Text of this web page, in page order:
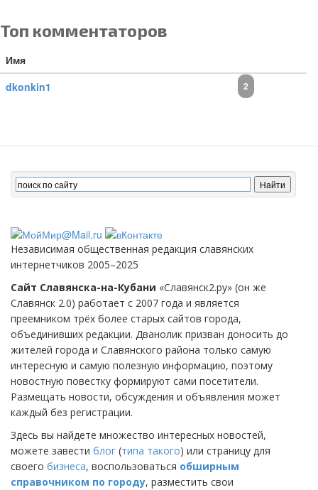
Топ комментаторов
Имя
dkonkin1
2
Независимая общественная редакция славянских
интернетчиков 2005–2025
Сайт Славянска-на-Кубани «Славянск2.ру» (он же
Славянск 2.0) работает с 2007 года и является
преемником трёх более старых сайтов города,
объединивших редакции. Дванолик призван доносить до
жителей города и Славянского района только самую
интересную и самую полезную информацию, поэтому
новостную повестку формируют сами посетители.
Размещать новости, обсуждения и объявления может
каждый без регистрации.
Здесь вы найдете множество интересных новостей,
можете завести блог (типа такого) или страницу для
своего бизнеса, воспользоваться обширным
справочником по городу, разместить свои